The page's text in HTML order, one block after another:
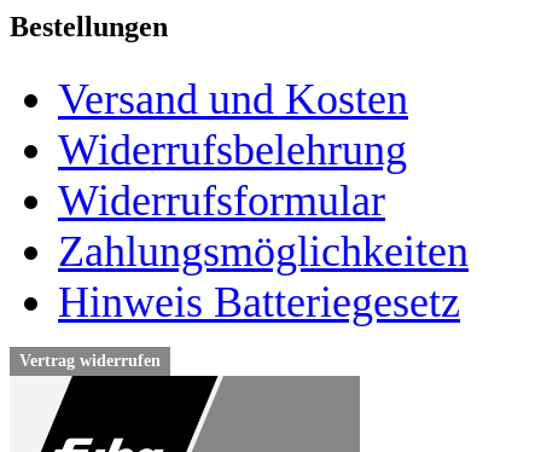
Bestellungen
Versand und Kosten
Widerrufsbelehrung
Widerrufsformular
Zahlungsmöglichkeiten
Hinweis Batteriegesetz
Vertrag widerrufen